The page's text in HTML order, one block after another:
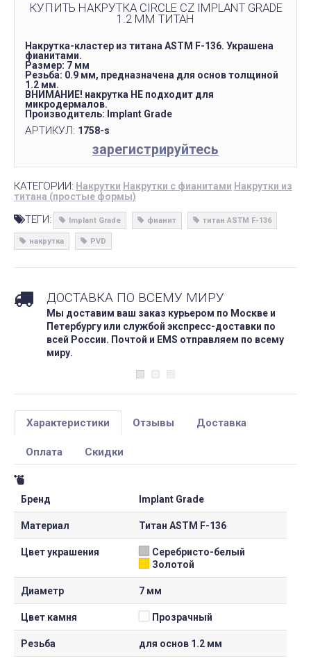
КУПИТЬ НАКРУТКА CIRCLE CZ IMPLANT GRADE
1.2 ММ ТИТАН
Накрутка-кластер из титана ASTM F-136. Украшена
фианитами.
Размер: 7 мм
Резьба: 0.9 мм, предназначена для основ​ толщиной
1.2 мм.
ВНИМАНИЕ! накрутка НЕ подходит для
микродермалов.
Производитель: Implant Grade
АРТИКУЛ: 1758-s
зарегистрируйтесь
КАТЕГОРИИ: Накрутки Накрутки с фианитами Накрутки из
титана (простые формы)
ТЕГИ: Implant Grade фианит титан ASTM F-136
накрутка PVD
ДОСТАВКА ПО ВСЕМУ МИРУ
Мы доставим ваш заказ курьером по Москве и
Петербургу или службой экспресс-доставки по
всей России. Почтой и EMS отправляем по всему
миру.
Характеристики Отзывы Доставка
Оплата Скидки
Бренд Implant Grade
Материал Титан ASTM F-136
Цвет украшения
Серебристо-белый
Золотой
Диаметр 7 мм
Цвет камня Прозрачный
Резьба для основ 1.2 мм